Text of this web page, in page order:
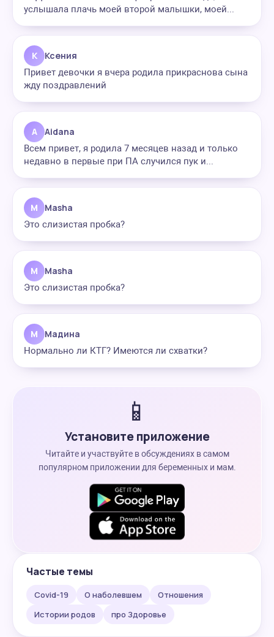
услышала плачь моей второй малышки, моей...
К Ксения
Привет девочки я вчера родила прикраснова сына
жду поздравлений
A Aidana
Всем привет, я родила 7 месяцев назад и только
недавно в первые при ПА случился пук и...
M Masha
Это слизистая пробка?
M Masha
Это слизистая пробка?
М Мадина
Нормально ли КТГ? Имеются ли схватки?
📱
Установите приложение
Читайте и участвуйте в обсуждениях в самом
популярном приложении для беременных и мам.
Частые темы
Covid-19 О наболевшем
Отношения
Истории родов
про Здоровье